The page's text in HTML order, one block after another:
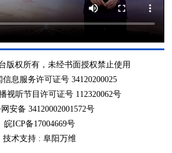
版权所有，未经书面授权禁止使用
息服务许可证号 34120200025
视听节目许可证号 112320062号
安备 34120002001572号
皖ICP备17004669号
技术支持 : 阜阳万维